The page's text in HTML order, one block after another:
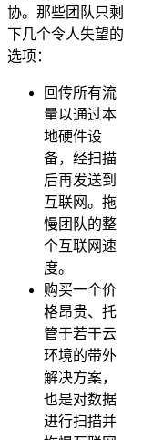
协。那些团队只剩
下几个令人失望的
选项：
回传所有流
量以通过本
地硬件设
备，经扫描
后再发送到
互联网。拖
慢团队的整
个互联网速
度。
购买一个价
格昂贵、托
管于若干云
环境的带外
解决方案，
也是对数据
进行扫描并